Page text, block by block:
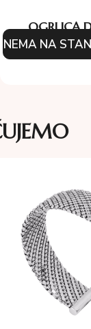
OGRLICA
154.00
NEMA NA